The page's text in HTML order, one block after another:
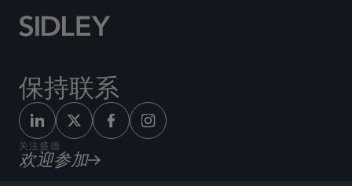
保持联系
关注盛德
欢迎参加